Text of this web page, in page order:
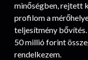
minőségben, rejtett
profilom a
teljesítmény bővítés.
50 millió forint
rendelkezem.